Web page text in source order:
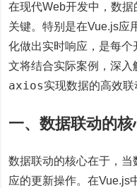
在现代Web开发中，数
关键。特别是在Vue.js应
化做出实时响应，是每
文将结合实际案例，深入
axios实现数据的高效联
一、数据联动的
数据联动的核心在于，
应的更新操作。在Vue.js